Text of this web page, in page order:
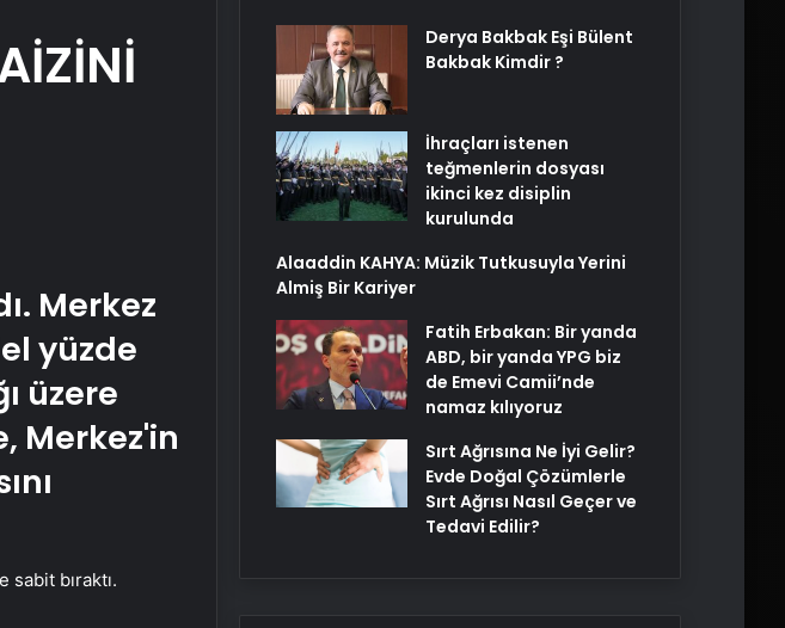
Merkez
yüzde
üzere
Merkez'in
bıraktı.
Derya Bakbak Eşi Bülent
Bakbak Kimdir ?
İhraçları istenen
teğmenlerin dosyası
ikinci kez disiplin
kurulunda
Alaaddin KAHYA: Müzik Tutkusuyla Yerini
Almiş Bir Kariyer
Fatih Erbakan: Bir yanda
ABD, bir yanda YPG biz
de Emevi Camii’nde
namaz kılıyoruz
Sırt Ağrısına Ne İyi Gelir?
Evde Doğal Çözümlerle
Sırt Ağrısı Nasıl Geçer ve
Tedavi Edilir?